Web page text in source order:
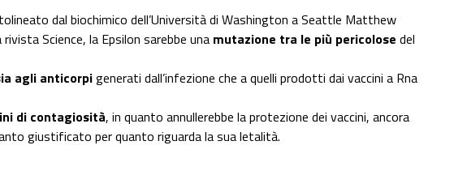
dal biochimico dell’Università di Washington a Seattle Matthew
Science, la Epsilon sarebbe una mutazione tra le più pericolose del
agli anticorpigenerati dall’infezione che a quelli prodotti dai vaccini a Rna
di contagiosità, in quanto annullerebbe la protezione dei vaccini, ancora
giustificato per quanto riguarda la sua letalità.